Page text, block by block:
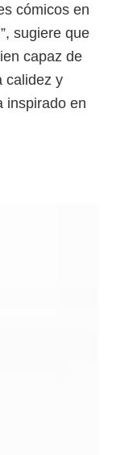
cómicos en
sugiere que
capaz de
calidez y
inspirado en